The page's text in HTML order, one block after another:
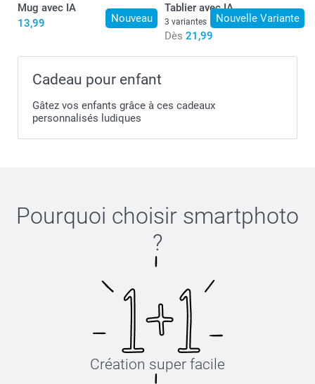
Nouveau
Mug avec IA
13,99
Nouvelle Variante
Tablier avec IA
3 variantes
Dès 21,99
Cadeau pour enfant
Gâtez vos enfants grâce à ces cadeaux
personnalisés ludiques
Pourquoi choisir smartphoto
?
Création super facile